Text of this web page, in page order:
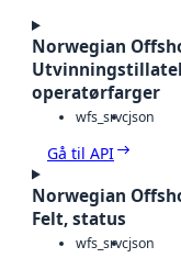
Norwegian
operatørfarger
wfs_srvcjson
Gå til API
Norwegian
Felt, status
wfs_srvcjson